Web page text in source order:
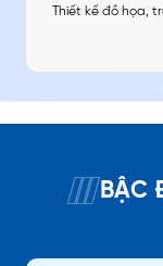
Thiết kế đồ họa,
BẬC